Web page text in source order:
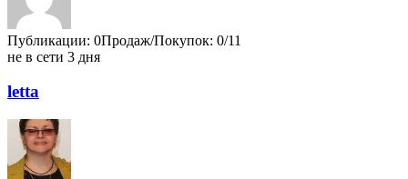
Публикации: 0Продаж/Покупок: 0/11
не в сети 3 дня
letta